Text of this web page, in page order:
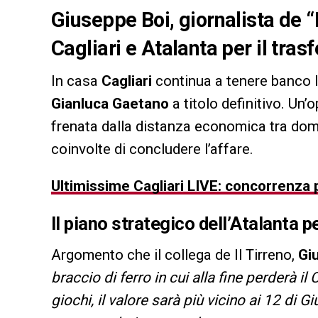
Giuseppe Boi, giornalista de
Cagliari e Atalanta per il
In casa Cagliari continua a tenere
Gianluca Gaetano a titolo definitivo.
frenata dalla distanza economica tra
coinvolte di concludere l’affare.
Ultimissime Cagliari LIVE:
Il piano strategico dell’Atalanta
Argomento che il collega de Il Tirreno,
braccio di ferro in cui alla fine perderà il
giochi, il valore sarà più vicino ai 12 di